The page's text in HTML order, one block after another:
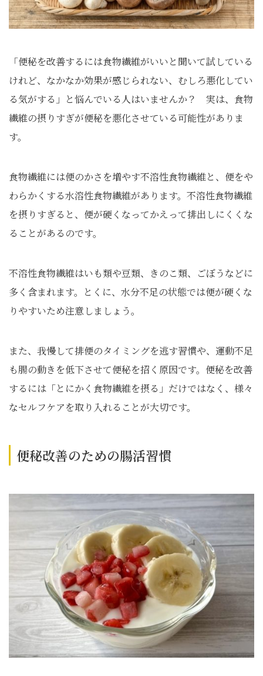
「便秘を改善するには食物繊維がいいと聞いて試している
けれど、なかなか効果が感じられない、むしろ悪化してい
る気がする」と悩んでいる人はいませんか？ 実は、食物
繊維の摂りすぎが便秘を悪化させている可能性がありま
す。
食物繊維には便のかさを増やす不溶性食物繊維と、便をや
わらかくする水溶性食物繊維があります。不溶性食物繊維
を摂りすぎると、便が硬くなってかえって排出しにくくな
ることがあるのです。
不溶性食物繊維はいも類や豆類、きのこ類、ごぼうなどに
多く含まれます。とくに、水分不足の状態では便が硬くな
りやすいため注意しましょう。
また、我慢して排便のタイミングを逃す習慣や、運動不足
も腸の動きを低下させて便秘を招く原因です。便秘を改善
するには「とにかく食物繊維を摂る」だけではなく、様々
なセルフケアを取り入れることが大切です。
便秘改善のための腸活習慣